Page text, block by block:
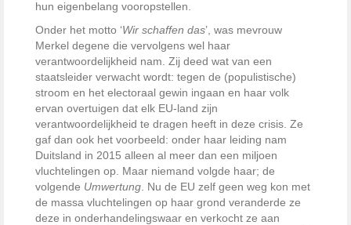
hun eigenbelang vooropstellen.
Onder het motto ‘Wir schaffen das’, was mevrouw
Merkel degene die vervolgens wel haar
verantwoordelijkheid nam. Zij deed wat van een
staatsleider verwacht wordt: tegen de (populistische)
stroom en het electoraal gewin ingaan en haar volk
ervan overtuigen dat elk EU-land zijn
verantwoordelijkheid te dragen heeft in deze crisis. Ze
gaf dan ook het voorbeeld: onder haar leiding nam
Duitsland in 2015 alleen al meer dan een miljoen
vluchtelingen op. Maar niemand volgde haar; de
volgende Umwertung . Nu de EU zelf geen weg kon met
de massa vluchtelingen op haar grond veranderde ze
deze in onderhandelingswaar en verkocht ze aan